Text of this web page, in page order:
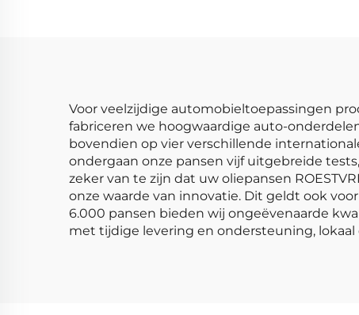
Voor veelzijdige automobieltoepassingen
fabriceren we hoogwaardige auto-
bovendien op vier verschillende
ondergaan onze pansen vijf uitgebreide
zeker van te zijn dat uw oliepansen
onze waarde van innovatie. Dit geldt ook
6.000 pansen bieden wij ongeëvenaarde
met tijdige levering en ondersteuning,